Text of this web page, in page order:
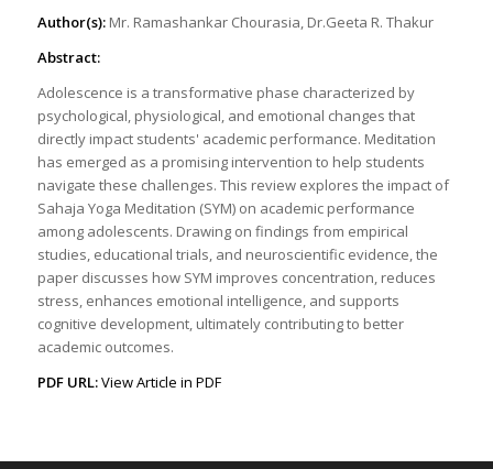
Author(s):Mr. Ramashankar Chourasia, Dr.Geeta R. Thakur
Abstract:
Adolescence is a transformative phase characterized by
psychological, physiological, and emotional changes that
directly impact students' academic performance. Meditation
has emerged as a promising intervention to help students
navigate these challenges. This review explores the impact of
Sahaja Yoga Meditation (SYM) on academic performance
among adolescents. Drawing on findings from empirical
studies, educational trials, and neuroscientific evidence, the
paper discusses how SYM improves concentration, reduces
stress, enhances emotional intelligence, and supports
cognitive development, ultimately contributing to better
academic outcomes.
PDF URL:View Article in PDF